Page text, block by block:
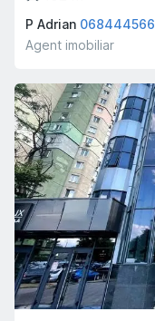
P Adrian 068444566
Agent imobiliar